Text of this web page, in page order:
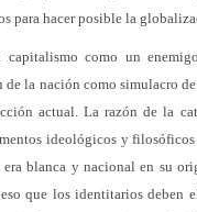
para hacer posible la
capitalismo como un
de la nación como simulacro
actual. La razón de la
ideológicos y
blanca y nacional en su
que los identitarios deben